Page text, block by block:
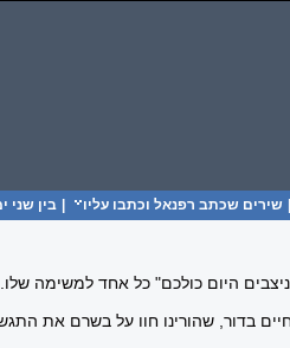
שירים שכתב רפנאל וכתבו עליו בין שני
היום כולכם" כל אחד למשימה שלו.
בדור, שהורינו חוו על בשרם את